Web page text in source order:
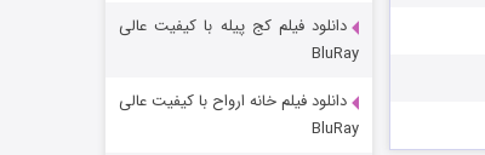
خاندان اژدها فصل ۳
دانلود فیلم کج‌ پیله با کیفیت عالی
BluRay
دانلود فیلم خانه ارواح با کیفیت عالی
BluRay